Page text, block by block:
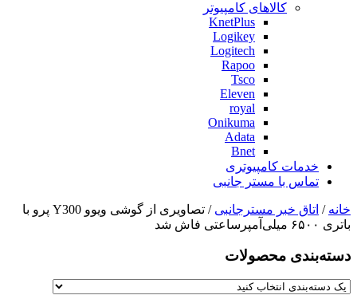
کالاهای کامپیوتر
KnetPlus
Logikey
Logitech
Rapoo
Tsco
Eleven
royal
Onikuma
Adata
Bnet
خدمات کامپیوتری
تماس با مستر جانبی
خانه / اتاق خبر مسترجانبی
/ تصاویری از گوشی ویوو Y300 پرو با
باتری ۶۵۰۰ میلی‌آمپرساعتی فاش شد
دسته‌بندی‌ محصولات